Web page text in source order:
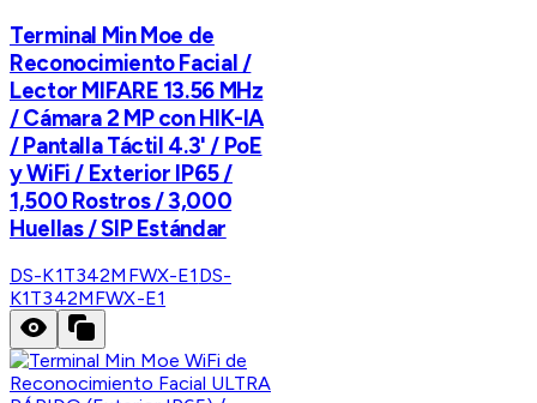
Terminal Min Moe de
Reconocimiento Facial /
Lector MIFARE 13.56 MHz
/ Cámara 2 MP con HIK-IA
/ Pantalla Táctil 4.3' / PoE
y WiFi / Exterior IP65 /
1,500 Rostros / 3,000
Huellas / SIP Estándar
DS-K1T342MFWX-E1 DS-
K1T342MFWX-E1